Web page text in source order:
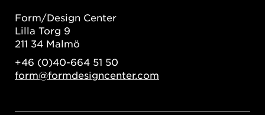
Form/Design Center
Lilla Torg 9
211 34 Malmö
+46 (0)40-664 51 50
form@formdesigncenter.com